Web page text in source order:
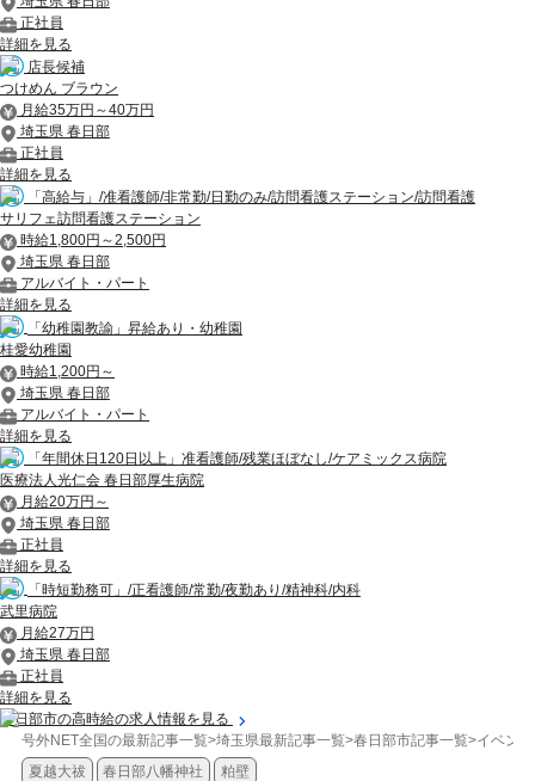
正社員
詳細を見る
店長候補
つけめん ブラウン
月給35万円～40万円
埼玉県 春日部
正社員
詳細を見る
「高給与」/准看護師/非常勤/日勤のみ/訪問看護ステーション/訪問看護
サリフェ訪問看護ステーション
時給1,800円～2,500円
埼玉県 春日部
アルバイト・パート
詳細を見る
「幼稚園教諭」昇給あり・幼稚園
桂愛幼稚園
時給1,200円～
埼玉県 春日部
アルバイト・パート
詳細を見る
「年間休日120日以上」准看護師/残業ほぼなし/ケアミックス病院
医療法人光仁会 春日部厚生病院
月給20万円～
埼玉県 春日部
正社員
詳細を見る
「時短勤務可」/正看護師/常勤/夜勤あり/精神科/内科
武里病院
月給27万円
埼玉県 春日部
正社員
詳細を見る
春日部市の高時給の求人情報を見る
号外NET全国の最新記事一覧>埼玉県最新記事一覧>春日部市記事一覧>イベント
夏越大祓
春日部八幡神社 粕壁